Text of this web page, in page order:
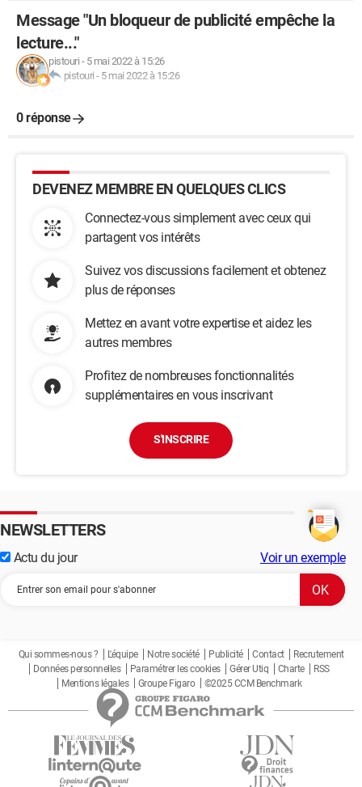
Message "Un bloqueur de publicité empêche la
lecture..."
pistouri - 5 mai 2022 à 15:26
pistouri - 5 mai 2022 à 15:26
0 réponse
DEVENEZ MEMBRE EN QUELQUES CLICS
Connectez-vous simplement avec ceux qui
partagent vos intérêts
Suivez vos discussions facilement et obtenez
plus de réponses
Mettez en avant votre expertise et aidez les
autres membres
Profitez de nombreuses fonctionnalités
supplémentaires en vous inscrivant
S'INSCRIRE
NEWSLETTERS
Actu du jour Voir un exemple
Qui sommes-nous ? L'équipe Notre société Publicité Contact
Recrutement
Données personnelles
Paramétrer les cookies Gérer Utiq Charte
RSS
Mentions légales
Groupe Figaro ©2025 CCM Benchmark